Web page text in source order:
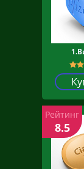
Рейтинг
8.5